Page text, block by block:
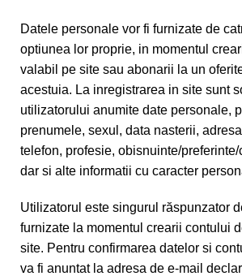
Datele personale vor fi furnizate de
optiunea lor proprie, in momentul
valabil pe site sau abonarii la un
acestuia. La inregistrarea in site sunt
utilizatorului anumite date personale,
prenumele, sexul, data nasterii,
telefon, profesie, obisnuinte/preferinte/
dar si alte informatii cu caracter
Utilizatorul este singurul răspunzator
furnizate la momentul crearii contului
site. Pentru confirmarea datelor si
va fi anuntat la adresa de e-mail